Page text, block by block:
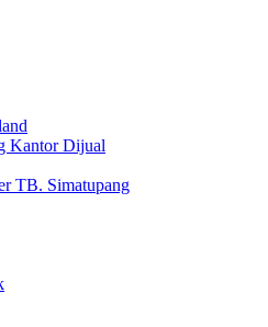
Kantor Dijual
TB. Simatupang